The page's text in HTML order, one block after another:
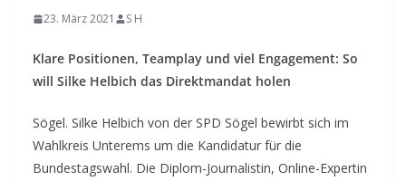
23. März 2021 S H
Klare Positionen, Teamplay und viel Engagement: So
will Silke Helbich das Direktmandat holen
Sögel. Silke Helbich von der SPD Sögel bewirbt sich im
Wahlkreis Unterems um die Kandidatur für die
Bundestagswahl. Die Diplom-Journalistin, Online-Expertin